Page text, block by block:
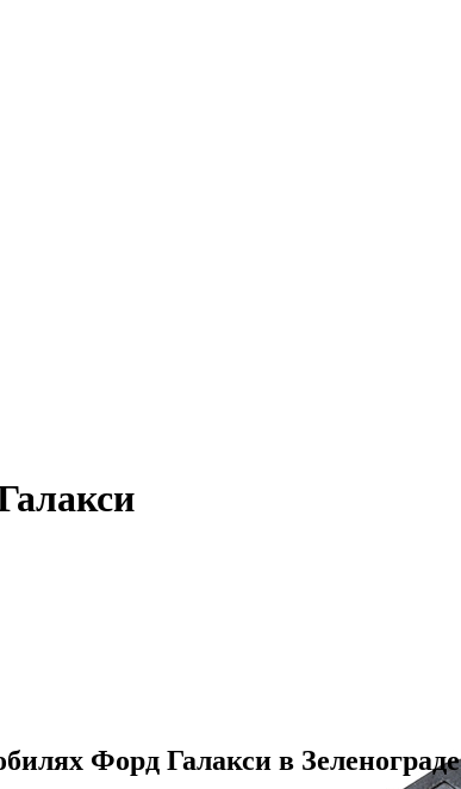
Форд Галакси в Зеленограде